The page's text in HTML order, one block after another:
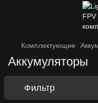
Комплектующие
Аккумуляторы
Фильтр